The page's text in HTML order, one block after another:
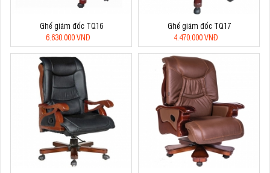
Ghế giám đốc TQ16
6.630.000 VNĐ
Ghế giám đốc TQ17
4.470.000 VNĐ